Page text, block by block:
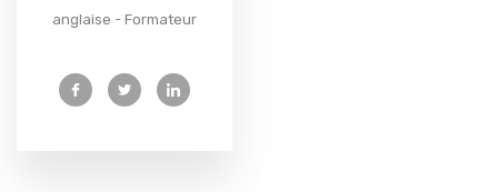
anglaise - Formateur